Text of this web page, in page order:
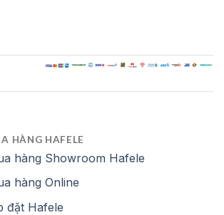
HÀNG HAFELE
hàng Showroom Hafele
hàng Online
đặt Hafele